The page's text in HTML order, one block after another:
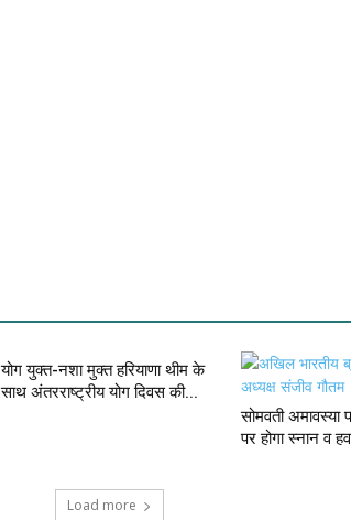
योग युक्त-नशा मुक्त हरियाणा थीम के
साथ अंतरराष्ट्रीय योग दिवस की...
सोमवती अमावस्या
पर होगा स्नान व
Load more